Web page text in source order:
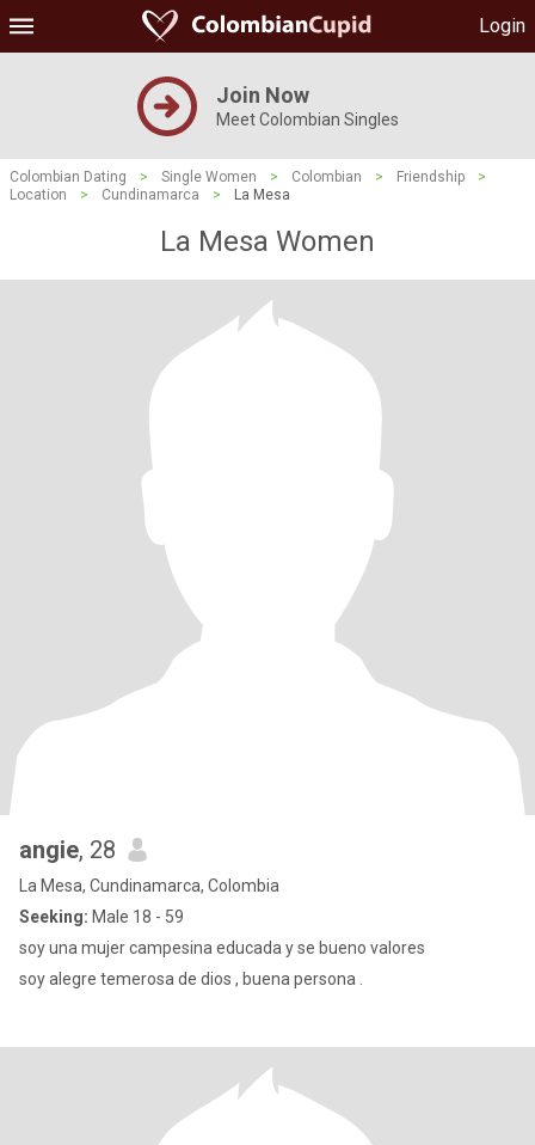
Login
Join Now
Meet Colombian Singles
Colombian Dating > Single Women > Colombian > Friendship
>
Location
> Cundinamarca > La Mesa
La Mesa Women
angie, 28
La Mesa, Cundinamarca, Colombia
Seeking: Male 18 - 59
soy una mujer campesina educada y se bueno valores
soy alegre temerosa de dios , buena persona .